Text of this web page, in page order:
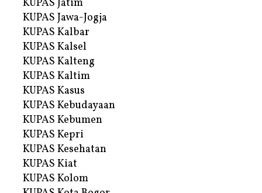
KUPAS Jatim
KUPAS Jawa-Jogja
KUPAS Kalbar
KUPAS Kalsel
KUPAS Kalteng
KUPAS Kaltim
KUPAS Kasus
KUPAS Kebudayaan
KUPAS Kebumen
KUPAS Kepri
KUPAS Kesehatan
KUPAS Kiat
KUPAS Kolom